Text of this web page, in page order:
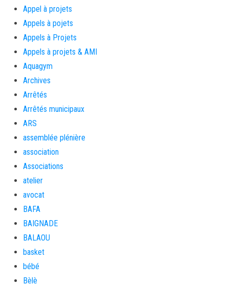
Appel à projets
Appels à pojets
Appels à Projets
Appels à projets & AMI
Aquagym
Archives
Arrêtés
Arrêtés municipaux
ARS
assemblée plénière
association
Associations
atelier
avocat
BAFA
BAIGNADE
BALAOU
basket
bébé
Bèlè